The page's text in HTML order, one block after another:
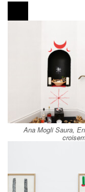
Ana Mogli Saura,